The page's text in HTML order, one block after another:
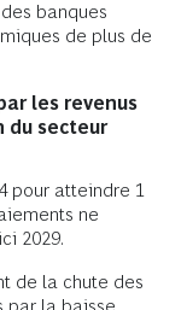
banques
de plus de
les revenus
du secteur
pour atteindre 1
ne
2029.
de la chute des